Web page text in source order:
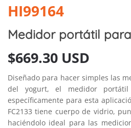
HI99164
Medidor portátil
$669.30 USD
Diseñado para hacer simples las
del yogurt, el medidor portátil
específicamente para esta
FC2133 tiene cuerpo de vidrio,
haciéndolo ideal para las